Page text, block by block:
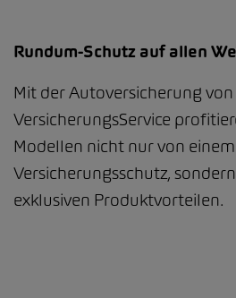
Rundum-Schutz auf allen
Mit der Autoversicherung
VersicherungsService
Modellen nicht nur von
Versicherungsschutz,
exklusiven Produktvorteilen.